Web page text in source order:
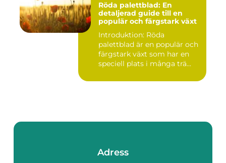
Röda palettblad: En
detaljerad guide till en
populär och färgstark växt
Introduktion: Röda
palettblad är en populär och
färgstark växt som har en
speciell plats i många trä...
Adress